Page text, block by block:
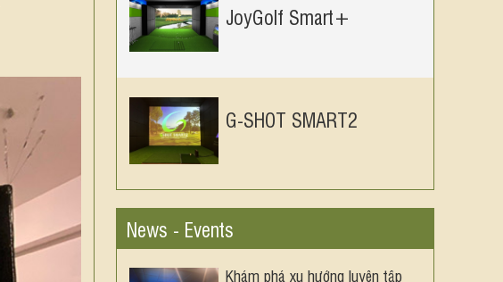
JoyGolf Smart+
G-SHOT SMART2
News - Events
Khám phá xu hướng luyện tập